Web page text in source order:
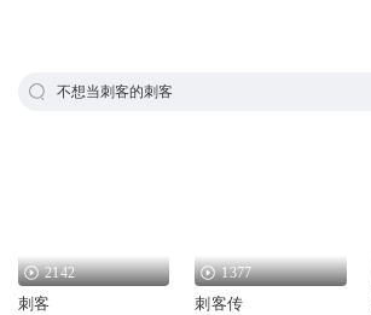
不想当刺客的刺客
2142
刺客
1377
刺客传